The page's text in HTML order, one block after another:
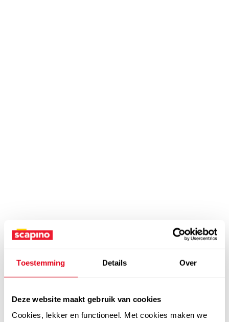
Toestemming Details Over
Deze website maakt gebruik van cookies
Cookies, lekker en functioneel. Met cookies maken we